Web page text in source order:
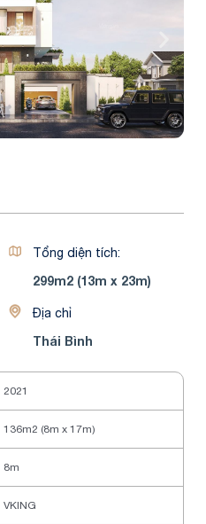
Tổng diện tích:
299m2 (13m x 23m)
Địa chỉ
Thái Bình
2021
136m2 (8m x 17m)
8m
VKING